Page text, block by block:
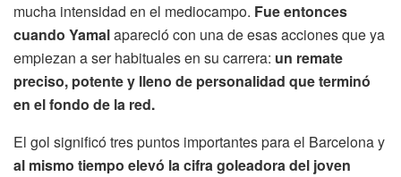
mucha intensidad en el mediocampo. Fue entonces
cuando Yamalapareció con una de esas acciones que ya
empiezan a ser habituales en su carrera: un remate
preciso, potente y lleno de personalidad que terminó
en el fondo de la red.
El gol significó tres puntos importantes para el Barcelona y
al mismo tiempo elevó la cifra goleadora del joven